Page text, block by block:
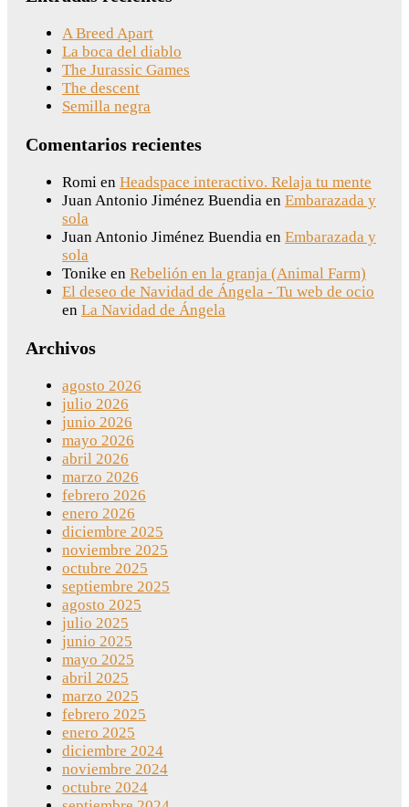
A Breed Apart
La boca del diablo
The Jurassic Games
The descent
Semilla negra
Comentarios recientes
Romi en Headspace interactivo. Relaja tu mente
Juan Antonio Jiménez Buendia en Embarazada y
sola
Juan Antonio Jiménez Buendia en Embarazada y
sola
Tonike en Rebelión en la granja (Animal Farm)
El deseo de Navidad de Ángela - Tu web de ocio
en La Navidad de Ángela
Archivos
agosto 2026
julio 2026
junio 2026
mayo 2026
abril 2026
marzo 2026
febrero 2026
enero 2026
diciembre 2025
noviembre 2025
octubre 2025
septiembre 2025
agosto 2025
julio 2025
junio 2025
mayo 2025
abril 2025
marzo 2025
febrero 2025
enero 2025
diciembre 2024
noviembre 2024
octubre 2024